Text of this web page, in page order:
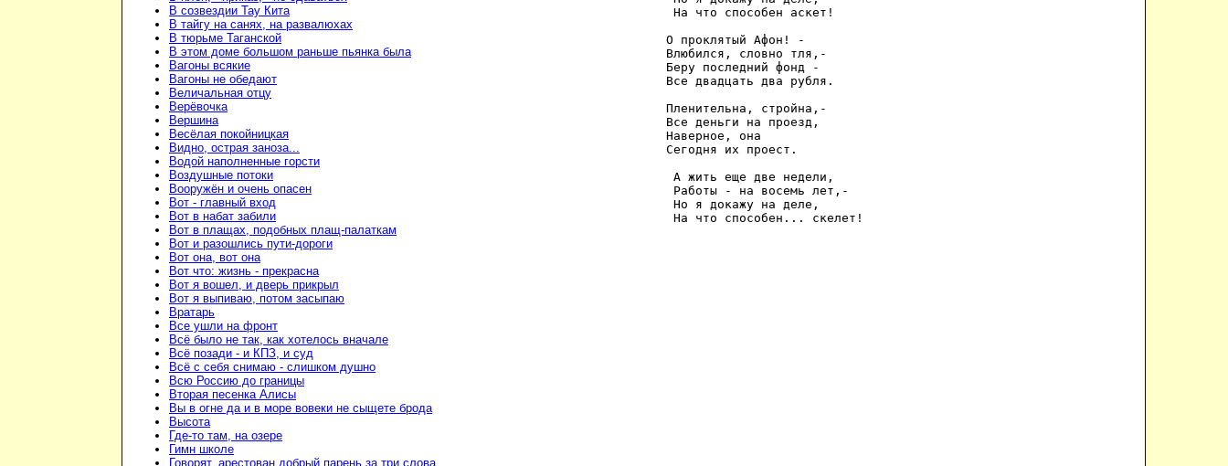
В созвездии Тау Кита
В тайгу на санях, на развалюхах
В тюрьме Таганской
В этом доме большом раньше пьянка была
Вагоны всякие
Вагоны не обедают
Величальная отцу
Верёвочка
Вершина
Весёлая покойницкая
Видно, острая заноза...
Водой наполненные горсти
Воздушные потоки
Вооружён и очень опасен
Вот - главный вход
Вот в набат забили
Вот в плащах, подобных плащ-палаткам
Вот и разошлись пути-дороги
Вот она, вот она
Вот что: жизнь - прекрасна
Вот я вошел, и дверь прикрыл
Вот я выпиваю, потом засыпаю
Вратарь
Все ушли на фронт
Всё было не так, как хотелось вначале
Всё позади - и КПЗ, и суд
Всё с себя снимаю - слишком душно
Всю Россию до границы
Вторая песенка Алисы
Вы в огне да и в море вовеки не сыщете брода
Высота
Где-то там, на озере
Гимн школе
Говорят, арестован добрый парень за три слова
    На что способен аскет!
   О проклятый Афон! -
   Влюбился, словно тля,-
   Беру последний фонд -
   Все двадцать два рубля.
   Пленительна, стройна,-
   Все деньги на проезд,
   Наверное, она
   Сегодня их проест.
    А жить еще две недели,
    Работы - на восемь лет,-
    Но я докажу на деле,
    На что способен... скелет!